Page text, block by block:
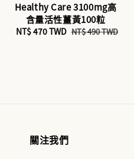
Healthy Care 3100mg高
含量活性薑黃100粒
Sale
NT$ 470 TWD Regular
NT$ 490 TWD
關注我們